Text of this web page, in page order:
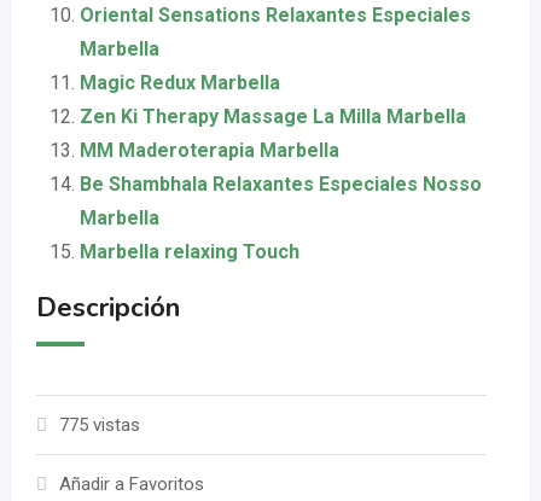
Oriental Sensations Relaxantes Especiales
Marbella
Magic Redux Marbella
Zen Ki Therapy Massage La Milla Marbella
MM Maderoterapia Marbella
Be Shambhala Relaxantes Especiales Nosso
Marbella
Marbella relaxing Touch
Descripción
775 vistas
Añadir a Favoritos